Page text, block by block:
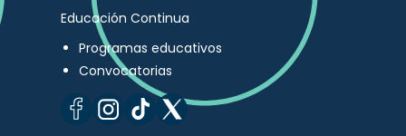
Educación Continua
Programas educativos
Convocatorias